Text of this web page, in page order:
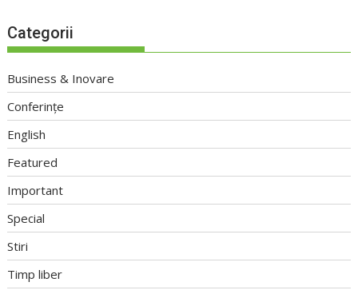
Categorii
Business & Inovare
Conferințe
English
Featured
Important
Special
Stiri
Timp liber